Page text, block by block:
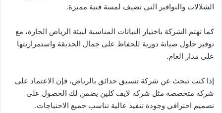
الشلالات والنوافير التي تضيف لمسة فنية مميزة.
كما تهتم الشركة باختيار النباتات المناسبة لبيئة الرياض الحارة، مع
توفير حلول صيانة دورية للحفاظ على جمال الحديقة واستمراريتها
على مدار العام.
إذا كنت تبحث عن شركة تنسيق حدائق بالرياض، فإن الاعتماد على
شركة متخصصة مثل شركة لايف كلين يضمن لك الحصول على
تصميم احترافي وجودة تنفيذ عالية تناسب جميع الاحتياجات.